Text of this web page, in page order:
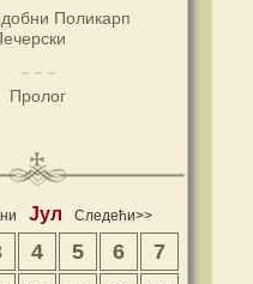
Поликарп
Пролог
Јул Следећи>>
4 5 6
7